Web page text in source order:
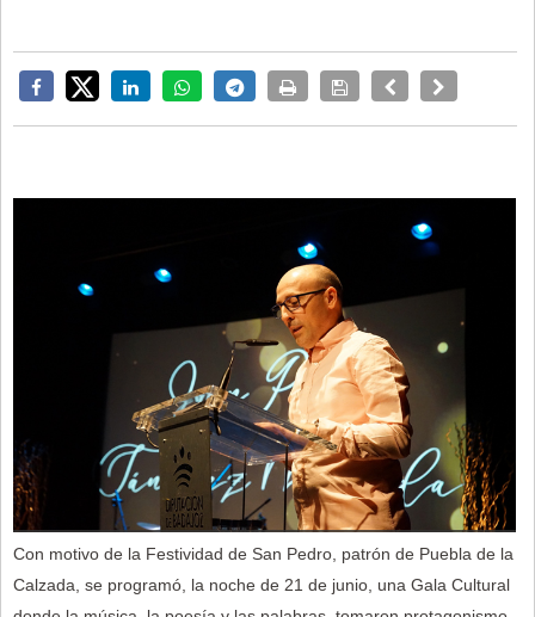
Con motivo de la Festividad de San Pedro, patrón de Puebla de la
Calzada, se programó, la noche de 21 de junio, una Gala Cultural